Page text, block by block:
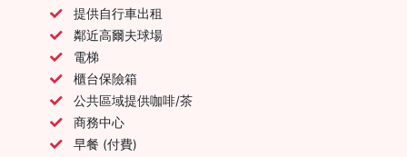
提供自行車出租
鄰近高爾夫球場
電梯
櫃台保險箱
公共區域提供咖啡/茶
商務中心
早餐 (付費)